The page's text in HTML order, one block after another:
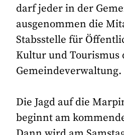
darf jeder in der
ausgenommen die
Stabsstelle für
Kultur und Tourismus
Gemeindeverwaltung.
Die Jagd auf die
beginnt am